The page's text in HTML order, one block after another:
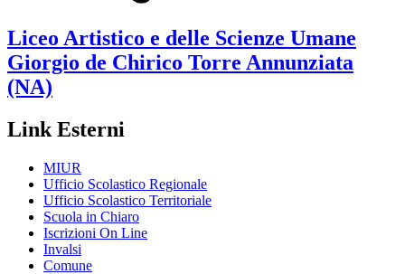
Liceo Artistico e delle Scienze Umane
Giorgio de Chirico Torre Annunziata
(NA)
Link Esterni
MIUR
Ufficio Scolastico Regionale
Ufficio Scolastico Territoriale
Scuola in Chiaro
Iscrizioni On Line
Invalsi
Comune